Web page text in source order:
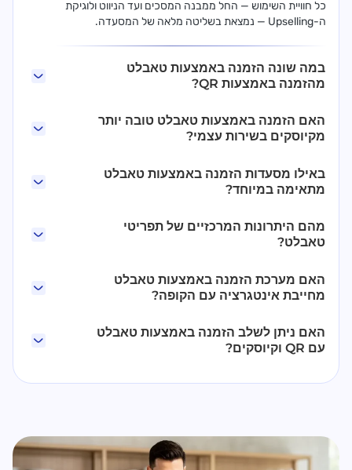
כל חוויית השימוש — החל ממבנה המסכים ועד הניווט ולוגיקת
ה-Upselling — נמצאת בשליטה מלאה של המסעדה.
במה שונה הזמנה באמצעות טאבלט
מהזמנה באמצעות QR?
האם הזמנה באמצעות טאבלט טובה יותר
מקיוסקים בשירות עצמי?
באילו מסעדות הזמנה באמצעות טאבלט
מתאימה במיוחד?
מהם היתרונות המרכזיים של תפריטי
טאבלט?
האם מערכת הזמנה באמצעות טאבלט
מחייבת אינטגרציה עם הקופה?
האם ניתן לשלב הזמנה באמצעות טאבלט
עם QR וקיוסקים?